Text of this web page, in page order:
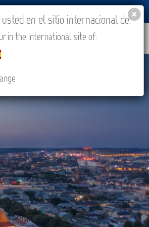
MÁS
en el sitio internacional de:
in the international site of: